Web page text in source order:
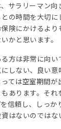
サラリーマン向
の時間を大切に
険にかけるよ
かと思います。
方は非常に向い
しない、良い
ては空室期間
あります。そ
信頼し、しっ
はないのではな